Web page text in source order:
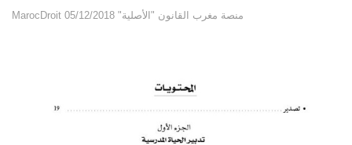
MarocDroit منصة مغرب القانون "الأصلية" 05/12/2018